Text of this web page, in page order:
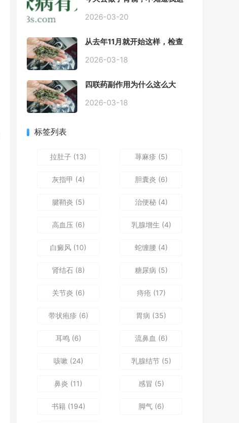
2026-03-20
从去年11月就开始这样，检查
是轻微的胃炎，胃不疼，但是
感，打出来就好一些，还一直
打空嗝，各种药吃了都没效果
2026-03-18
四联药副作用为什么这么大
2026-03-18
标签列表
拉肚子 (13) 荨麻疹 (5)
灰指甲 (4) 胆囊炎 (6)
腱鞘炎 (5) 治便秘(4)
高血压(6) 乳腺增生 (4)
白癜风 (10) 蛇缠腰(4)
肾结石(8) 糖尿病 (5)
关节炎 (6) 痔疮 (17)
带状疱疹 (6) 胃病 (35)
耳鸣(6) 流鼻血 (6)
咳嗽 (24) 乳腺结节(5)
鼻炎 (11) 感冒 (5)
书籍(194) 脚气(6)